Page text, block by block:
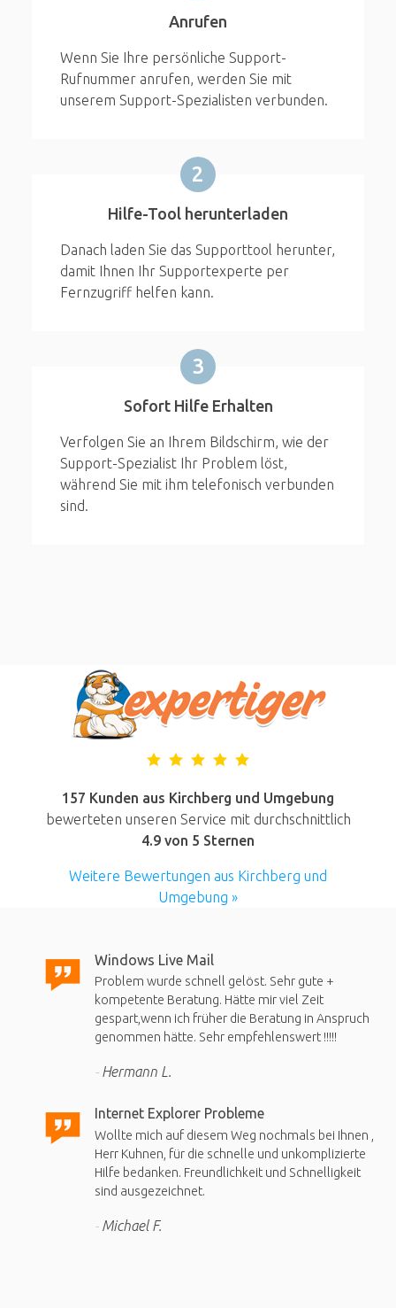
Anrufen
Wenn Sie Ihre persönliche Support-
Rufnummer anrufen, werden Sie mit
unserem Support-Spezialisten verbunden.
2
Hilfe-Tool herunterladen
Danach laden Sie das Supporttool herunter,
damit Ihnen Ihr Supportexperte per
Fernzugriff helfen kann.
3
Sofort Hilfe Erhalten
Verfolgen Sie an Ihrem Bildschirm, wie der
Support-Spezialist Ihr Problem löst,
während Sie mit ihm telefonisch verbunden
sind.
157 Kunden aus Kirchberg und Umgebung
bewerteten unseren Service mit durchschnittlich
4.9 von 5 Sternen
Weitere Bewertungen aus Kirchberg und
Umgebung »
Windows Live Mail
Problem wurde schnell gelöst. Sehr gute +
kompetente Beratung. Hätte mir viel Zeit
gespart,wenn ich früher die Beratung in Anspruch
genommen hätte. Sehr empfehlenswert !!!!!
Hermann L.
Internet Explorer Probleme
Wollte mich auf diesem Weg nochmals bei Ihnen ,
Herr Kuhnen, für die schnelle und unkomplizierte
Hilfe bedanken. Freundlichkeit und Schnelligkeit
sind ausgezeichnet.
Michael F.